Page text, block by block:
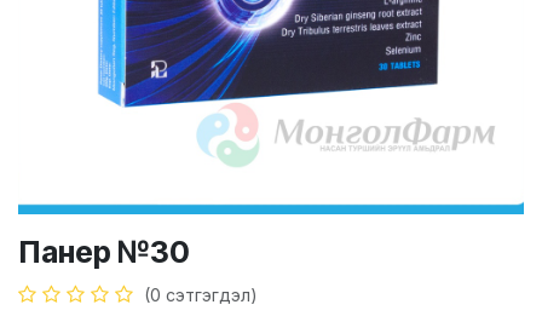
Панер №30
(0 сэтгэгдэл)